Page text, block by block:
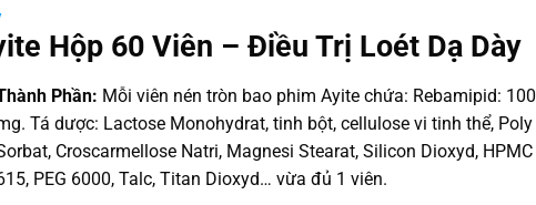
Hộp 60 Viên – Điều Trị Loét Dạ Dày
Phần: Mỗi viên nén tròn bao phim Ayite chứa: Rebamipid: 100
Tá dược: Lactose Monohydrat, tinh bột, cellulose vi tinh thể, Poly
Croscarmellose Natri, Magnesi Stearat, Silicon Dioxyd, HPMC
PEG 6000, Talc, Titan Dioxyd… vừa đủ 1 viên.